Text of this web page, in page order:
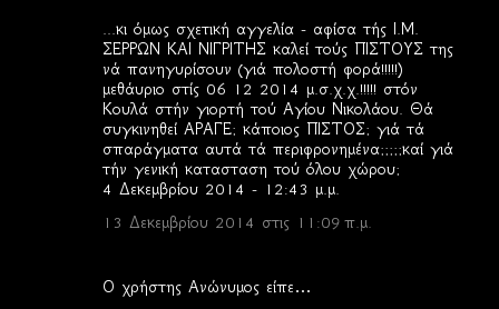
...κι όμως σχετική αγγελία - αφίσα τής Ι.Μ.
ΣΕΡΡΩΝ ΚΑΙ ΝΙΓΡΙΤΗΣ καλεί τούς ΠΙΣΤΟΥΣ της
νά πανηγυρίσουν (γιά πολοστή φορά!!!!!)
μεθάυριο στίς 06 12 2014 μ.σ.χ.χ.!!!!! στόν
Κουλά στήν γιορτή τού Αγίου Νικολάου. Θά
συγκινηθεί ΑΡΑΓΕ; κάποιος ΠΙΣΤΟΣ; γιά τά
σπαράγματα αυτά τά περιφρονημένα;;;;;καί γιά
τήν γενική κατασταση τού όλου χώρου;
4 Δεκεμβρίου 2014 - 12:43 μ.μ.
13 Δεκεμβρίου 2014 στις 11:09 π.μ.
Ο χρήστης Ανώνυμος είπε…